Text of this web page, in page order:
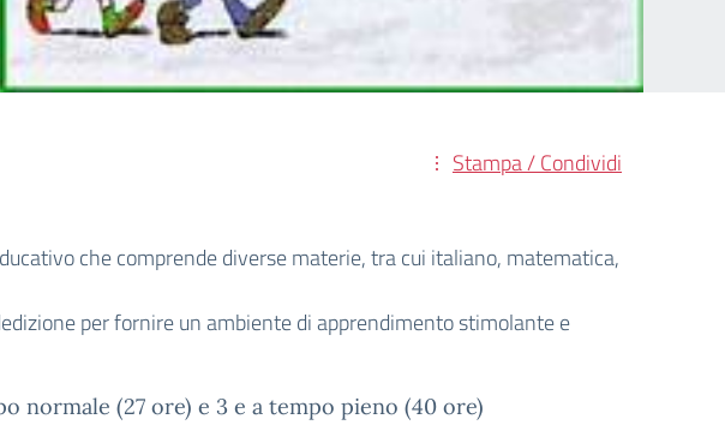
Stampa / Condividi
che comprende diverse materie, tra cui italiano, matematica,
per fornire un ambiente di apprendimento stimolante e
normale (27 ore) e 3 e a tempo pieno (40 ore)